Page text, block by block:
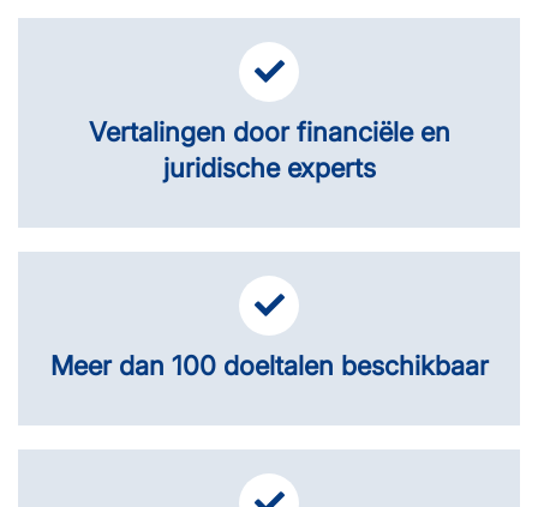
Vertalingen door financiële en
juridische experts
Meer dan 100 doeltalen beschikbaar